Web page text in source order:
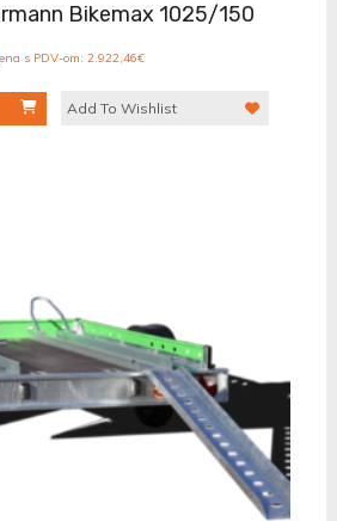
Bikemax 1025/150
s PDV-om: 2.922,46€
Add To Wishlist